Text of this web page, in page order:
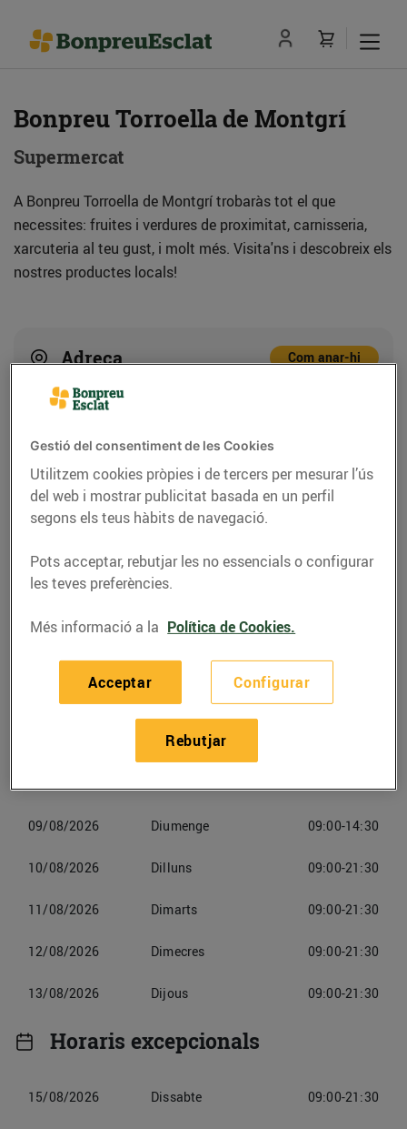
Bonpreu Torroella de Montgrí
Supermercat
A Bonpreu Torroella de Montgrí trobaràs tot el que
necessites: fruites i verdures de proximitat, carnisseria,
xarcuteria al teu gust, i molt més. Visita'ns i descobreix els
nostres productes locals!
Adreça Com anar-hi
Av. Lluís Companys, 13 (17257) Torroella de
Montgrí
Telèfon
972807210
Trucar-hi
Horaris Bonpreu Torroella De
06/08/2026 Dijous 09:00-21:30
Divendres
08/08/2026 Dissabte 09:00-21:30
09/08/2026 Diumenge 09:00-14:30
10/08/2026 Dilluns 09:00-21:30
11/08/2026 Dimarts 09:00-21:30
12/08/2026 Dimecres 09:00-21:30
13/08/2026 Dijous 09:00-21:30
Horaris excepcionals
15/08/2026 Dissabte 09:00-21:30
Gestió del consentiment de les Cookies
Utilitzem cookies pròpies i de tercers per mesurar l’ús
del web i mostrar publicitat basada en un perfil
segons els teus hàbits de navegació.
Pots acceptar, rebutjar les no essencials o configurar
les teves preferències.
Més informació a la Política de Cookies.
Configurar
Rebutjar
Acceptar